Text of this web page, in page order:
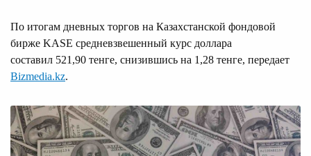
По итогам дневных торгов на Казахстанской фондовой
бирже KASE средневзвешенный курс доллара
составил 521,90 тенге, снизившись на 1,28 тенге, передает
Bizmedia.kz.